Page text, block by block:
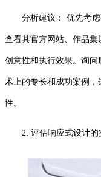
分析建议： 优先考
查看其官方网站、作品集
创意性和执行效果。询问
术上的专长和成功案例
性。
2. 评估响应式设计的